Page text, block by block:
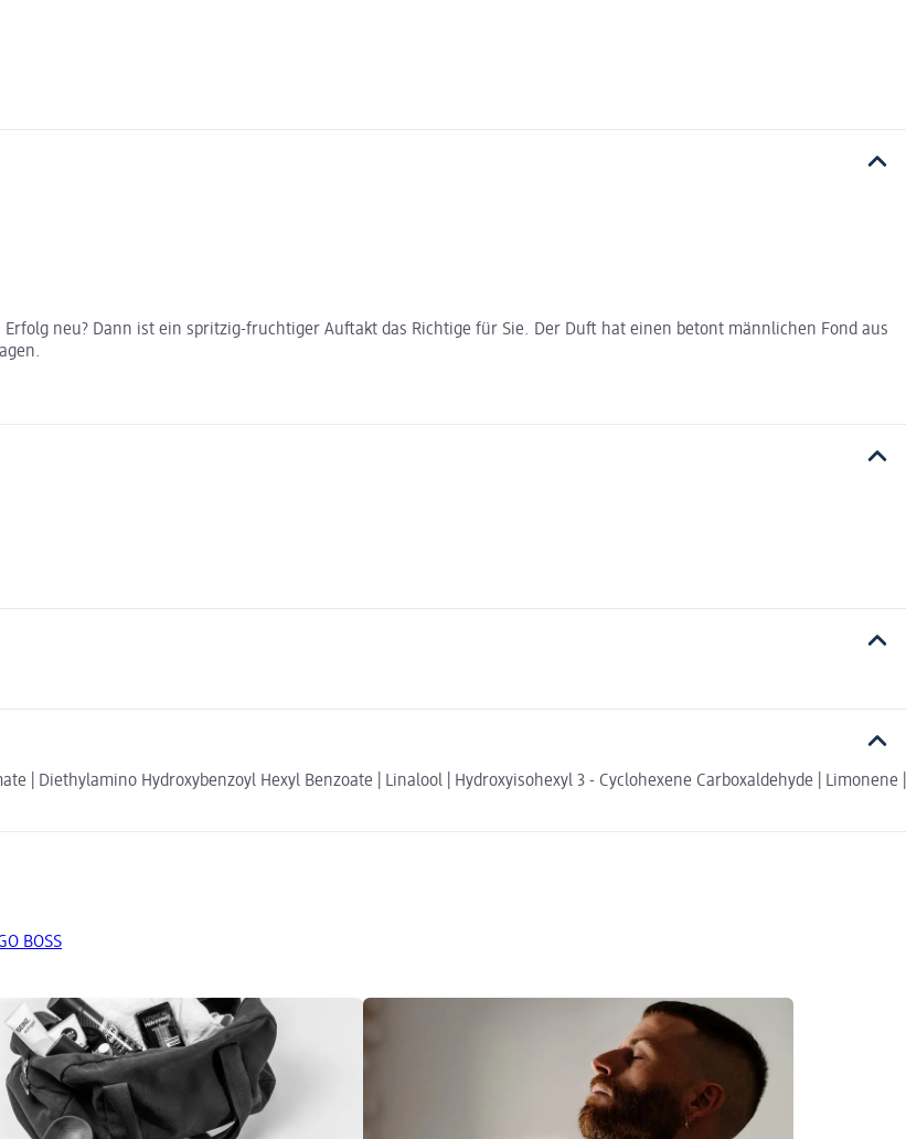
neu? Dann ist ein spritzig-fruchtiger Auftakt das Richtige für Sie. Der Duft hat einen betont männlichen Fond aus
| Diethylamino Hydroxybenzoyl Hexyl Benzoate | Linalool | Hydroxyisohexyl 3 - Cyclohexene Carboxaldehyde | Limonene |
BOSS